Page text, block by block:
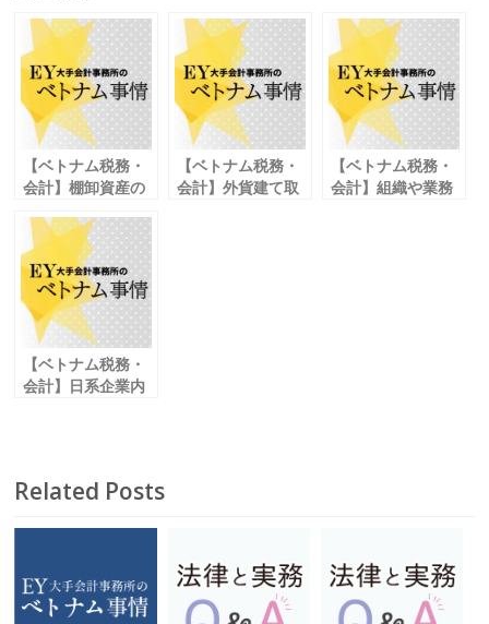
b
o
o
k
er l
【ベトナム税務・
会計】棚卸資産の
実効性の確保が重
要
【ベトナム税務・
会計】外貨建て取
【ベトナム税務・
会計】組織や業務
【ベトナム税務・
会計】日系企業内
vol.05
Related Posts